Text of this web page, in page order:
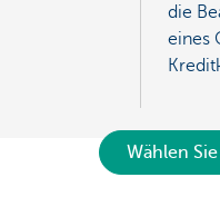
die
eines
Wählen